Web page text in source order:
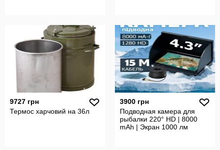
9727 грн
Термос харчовий на 36л
3900 грн
Подводная камера для
рыбалки 220° HD | 8000
mAh | Экран 1000 лм